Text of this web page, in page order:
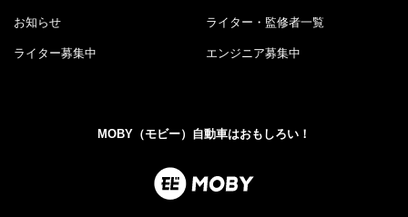
お知らせ ライター・監修者一覧
ライター募集中 エンジニア募集中
MOBY（モビー）自動車はおもしろい！